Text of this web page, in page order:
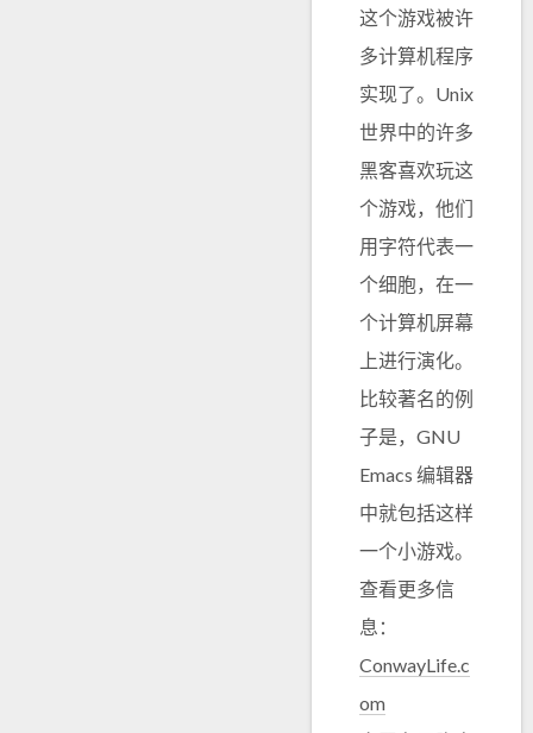
这个游戏被许
多计算机程序
实现了。Unix
世界中的许多
黑客喜欢玩这
个游戏，他们
用字符代表一
个细胞，在一
个计算机屏幕
上进行演化。
比较著名的例
子是，GNU
Emacs 编辑器
中就包括这样
一个小游戏。
查看更多信
息：
ConwayLife.c
om